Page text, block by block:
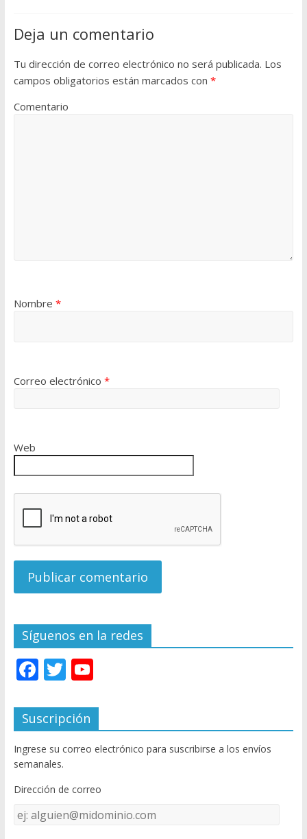
Deja un comentario
Tu dirección de correo electrónico no será publicada. Los
campos obligatorios están marcados con *
Comentario
Nombre *
Correo electrónico *
Web
Síguenos en la redes
F
e
b
o
o
k
T
itt
er
Y
u
T
u
e
C
Suscripción
Ingrese su correo electrónico para suscribirse a los envíos
semanales.
Dirección de correo
Dirección
de